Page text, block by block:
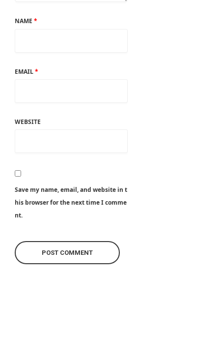
NAME *
EMAIL*
WEBSITE
Save my name, email, and website in t
his browser for the next time I comme
nt.